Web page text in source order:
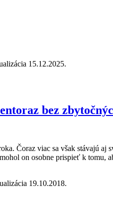
15.12.2025.
bez
Čoraz viac sa však stávajú
on osobne prispieť k tomu,
19.10.2018.